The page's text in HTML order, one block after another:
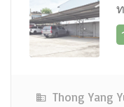
Thong Yang
ว่าง